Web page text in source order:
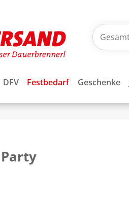
DFV Festbedarf Geschenke